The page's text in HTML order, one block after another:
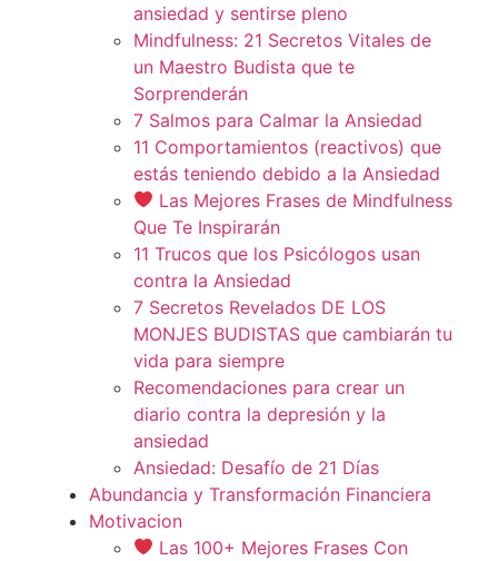
ansiedad y sentirse pleno
Mindfulness: 21 Secretos Vitales de
un Maestro Budista que te
Sorprenderán
7 Salmos para Calmar la Ansiedad
11 Comportamientos (reactivos) que
estás teniendo debido a la Ansiedad
Las Mejores Frases de Mindfulness
Que Te Inspirarán
11 Trucos que los Psicólogos usan
contra la Ansiedad
7 Secretos Revelados DE LOS
MONJES BUDISTAS que cambiarán tu
vida para siempre
Recomendaciones para crear un
diario contra la depresión y la
ansiedad
Ansiedad: Desafío de 21 Días
Abundancia y Transformación Financiera
Motivacion
Las 100+ Mejores Frases Con